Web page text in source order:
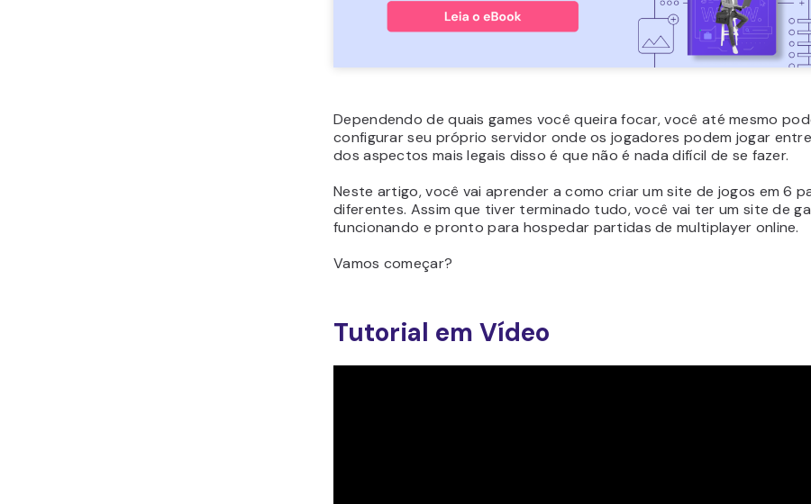
Dependendo de quais games você queira focar, você até mesmo
configurar seu próprio servidor onde os jogadores podem jogar entre
dos aspectos mais legais disso é que não é nada difícil de se fazer.
Neste artigo, você vai aprender a como criar um site de jogos em 6
diferentes. Assim que tiver terminado tudo, você vai ter um site de
funcionando e pronto para hospedar partidas de multiplayer online.
Vamos começar?
Tutorial em Vídeo